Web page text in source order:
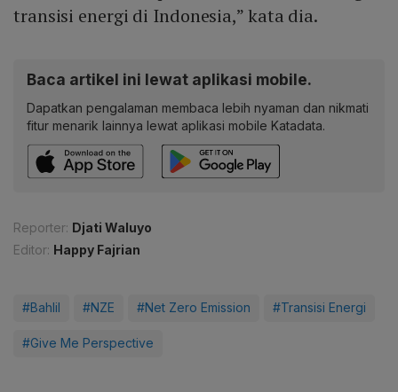
transisi energi di Indonesia,” kata dia.
Baca artikel ini lewat aplikasi mobile.
Dapatkan pengalaman membaca lebih nyaman dan nikmati
fitur menarik lainnya lewat aplikasi mobile Katadata.
Reporter: Djati Waluyo
Editor: Happy Fajrian
#Bahlil #NZE #Net Zero Emission #Transisi Energi
#Give Me Perspective